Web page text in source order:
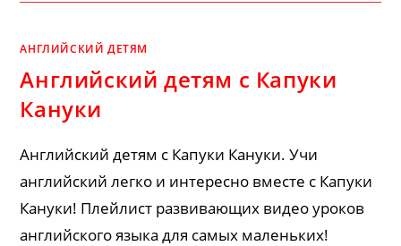
ДЕТЕЙ!
АНГЛИЙСКИЙ ДЕТЯМ
Английский детям с Капуки
Кануки
Английский детям с Капуки Кануки. Учи
английский легко и интересно вместе с Капуки
Кануки! Плейлист развивающих видео уроков
английского языка для самых маленьких!